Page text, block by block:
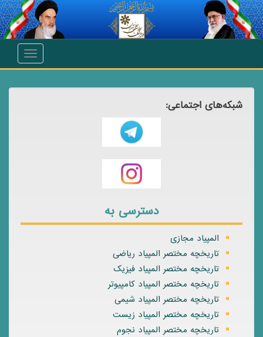
انتقال به محتوای اصلی
Toggle
شبکه‌های اجتماعی:
دسترسی به
المپیاد مجازی
تاریخچه مختصر المپیاد ریاضی
تاریخچه مختصر المپیاد فیزیک
تاریخچه مختصر المپیاد کامپیوتر
تاریخچه مختصر المپیاد شیمی
تاریخچه مختصر المپیاد زیست
تاریخچه مختصر المپیاد نجوم